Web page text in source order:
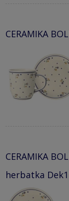
CERAMIKA
CERAMIKA
herbatka